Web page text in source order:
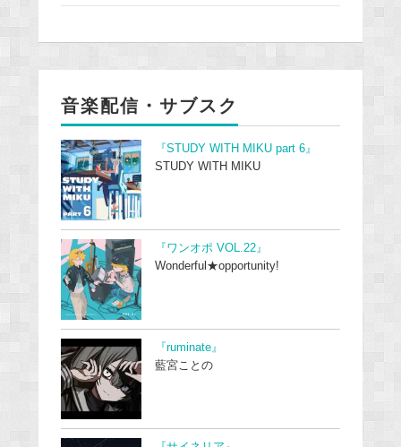
音楽配信・サブスク
『STUDY WITH MIKU part 6』
STUDY WITH MIKU
『ワンオポ VOL.22』
Wonderful★opportunity!
『ruminate』
藍宮ことの